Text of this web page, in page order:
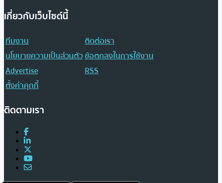
เกี่ยวกับเว็บไซต์นี้
ทีมงาน
ติดต่อเรา
นโยบายความเป็นส่วนตัวข้อตกลงในการใช้งาน
Advertise
RSS
ตั้งค่าคุกกี้
ติดตามเรา